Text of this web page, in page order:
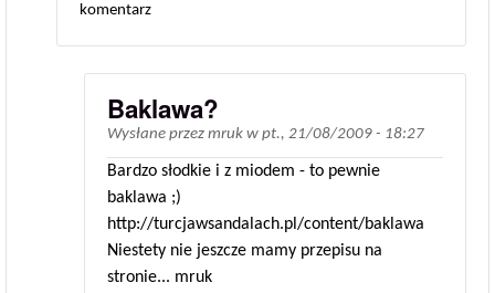
komentarz
Baklawa?
Wysłane przez mruk w pt., 21/08/2009 - 18:27
Bardzo słodkie i z miodem - to pewnie
baklawa ;)
http://turcjawsandalach.pl/content/baklawa
Niestety nie jeszcze mamy przepisu na
stronie... mruk